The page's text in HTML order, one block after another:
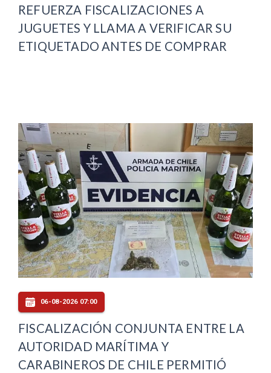
REFUERZA FISCALIZACIONES A
JUGUETES Y LLAMA A VERIFICAR SU
ETIQUETADO ANTES DE COMPRAR
06-08-2026 07:00
FISCALIZACIÓN CONJUNTA ENTRE LA
AUTORIDAD MARÍTIMA Y
CARABINEROS DE CHILE PERMITIÓ